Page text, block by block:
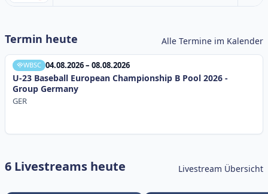
Termin heute Alle Termine im Kalender
WBSC 04.08.2026 – 08.08.2026
U-23 Baseball European Championship B Pool 2026 -
Group Germany
GER
6 Livestreams heute Livestream Übersicht